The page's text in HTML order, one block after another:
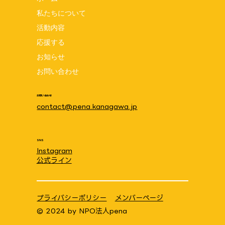
東海大学医学部付属病院に聞いてみ
た！ 退院支援 part 9
私たちについて
活動内容
応援する
お知らせ
お問い合わせ
お問い合わせ
contact@pena.kanagawa.jp
SNS
Instagram
公式ライン
© 2024 by NPO法人pena
プライバシーポリシー メンバーページ